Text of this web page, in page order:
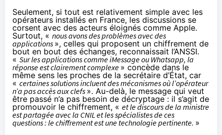
Seulement, si tout est relativement simple avec les
opérateurs installés en France, les discussions se
corsent avec des acteurs éloignés comme Apple.
Surtout, « nous avons des problèmes avec des
applications », celles qui proposent un chiffrement de
bout en bout des échanges, reconnaissait l’ANSSI.
« Sur les applications comme iMessage ou Whatsapp, la
réponse est clairement complexe » concède dans le
même sens les proches de la secrétaire d’État, car
« certaines solutions incluent des mécanismes où l’opérateur
n’a pas accès aux clefs ». Au-delà, le message qui veut
être passé n’a pas besoin de décryptage : il s’agit de
promouvoir le chiffrement, « et le discours de la ministre
est partagée avec la CNIL et les spécialistes de ces
questions : le chiffrement est une technologie pertinente. »